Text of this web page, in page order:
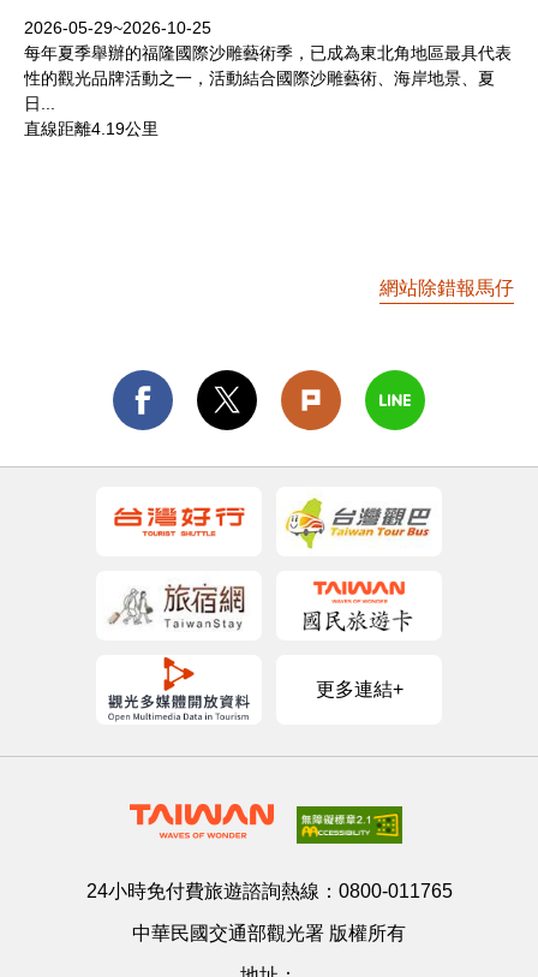
2026-05-29~2026-10-25
每年夏季舉辦的福隆國際沙雕藝術季，已成為東北角地區最具代表
性的觀光品牌活動之一，活動結合國際沙雕藝術、海岸地景、夏
日...
直線距離4.19公里
網站除錯報馬仔
更多連結+
24小時免付費旅遊諮詢熱線： 0800-011765
中華民國交通部觀光署 版權所有